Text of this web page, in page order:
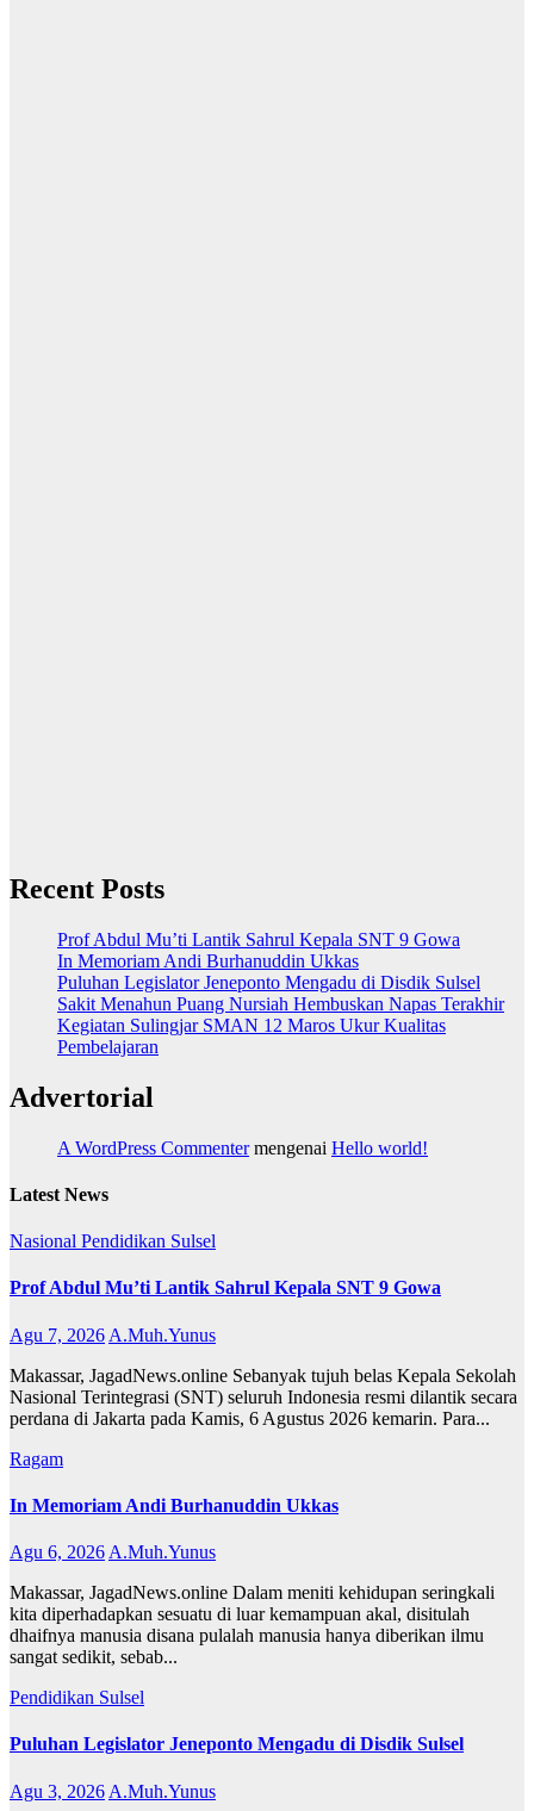
Recent Posts
Prof Abdul Mu’ti Lantik Sahrul Kepala SNT 9 Gowa
In Memoriam Andi Burhanuddin Ukkas
Puluhan Legislator Jeneponto Mengadu di Disdik Sulsel
Sakit Menahun Puang Nursiah Hembuskan Napas Terakhir
Kegiatan Sulingjar SMAN 12 Maros Ukur Kualitas
Pembelajaran
Advertorial
A WordPress Commentermengenai Hello world!
Latest News
Nasional Pendidikan Sulsel
Prof Abdul Mu’ti Lantik Sahrul Kepala SNT 9 Gowa
Agu 7, 2026 A.Muh.Yunus
Makassar, JagadNews.online Sebanyak tujuh belas Kepala Sekolah
Nasional Terintegrasi (SNT) seluruh Indonesia resmi dilantik secara
perdana di Jakarta pada Kamis, 6 Agustus 2026 kemarin. Para...
Ragam
In Memoriam Andi Burhanuddin Ukkas
Agu 6, 2026 A.Muh.Yunus
Makassar, JagadNews.online Dalam meniti kehidupan seringkali
kita diperhadapkan sesuatu di luar kemampuan akal, disitulah
dhaifnya manusia disana pulalah manusia hanya diberikan ilmu
sangat sedikit, sebab...
Pendidikan Sulsel
Puluhan Legislator Jeneponto Mengadu di Disdik Sulsel
Agu 3, 2026 A.Muh.Yunus